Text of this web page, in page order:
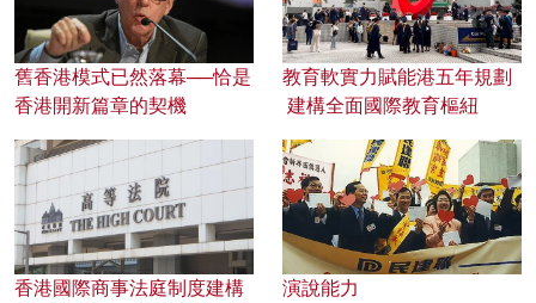
舊香港模式已然落幕──恰是
香港開新篇章的契機
教育軟實力賦能港五年規劃
建構全面國際教育樞紐
香港國際商事法庭制度建構
演說能力